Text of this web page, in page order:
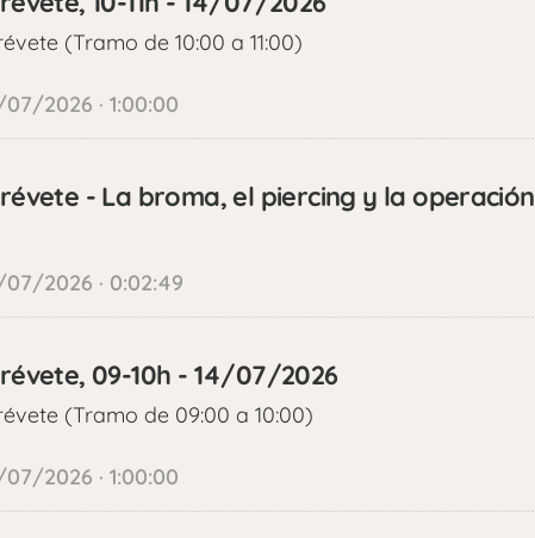
(Tramo de 10:00 a 11:00)
2026 · 1:00:00
- La broma, el piercing y la operación
2026 · 0:02:49
09-10h - 14/07/2026
(Tramo de 09:00 a 10:00)
2026 · 1:00:00